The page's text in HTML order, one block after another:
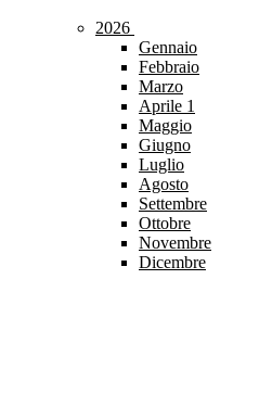
2026
Gennaio
Febbraio
Marzo
Aprile 1
Maggio
Giugno
Luglio
Agosto
Settembre
Ottobre
Novembre
Dicembre